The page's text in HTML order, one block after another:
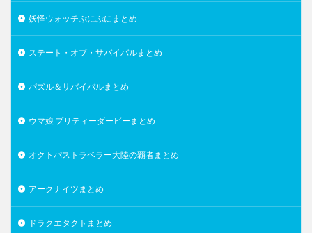
妖怪ウォッチぷにぷにまとめ
ステート・オブ・サバイバルまとめ
パズル＆サバイバルまとめ
ウマ娘 プリティーダービーまとめ
オクトパストラベラー大陸の覇者まとめ
アークナイツまとめ
ドラクエタクトまとめ